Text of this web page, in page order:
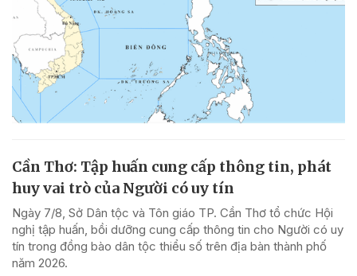
Cần Thơ: Tập huấn cung cấp thông tin, phát
huy vai trò của Người có uy tín
Ngày 7/8, Sở Dân tộc và Tôn giáo TP. Cần Thơ tổ chức Hội
nghị tập huấn, bồi dưỡng cung cấp thông tin cho Người có uy
tín trong đồng bào dân tộc thiểu số trên địa bàn thành phố
năm 2026.